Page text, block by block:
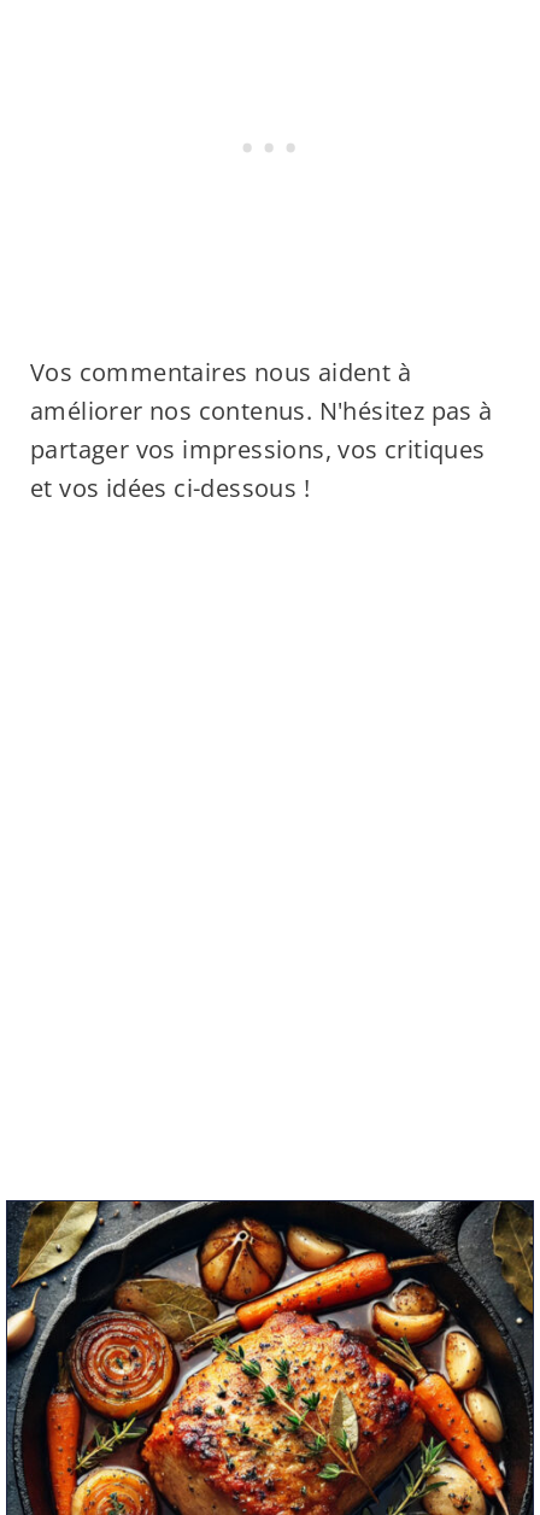
Vos commentaires nous aident à
améliorer nos contenus. N'hésitez pas à
partager vos impressions, vos critiques
et vos idées ci-dessous !